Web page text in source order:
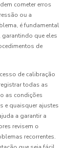
cometer erros
ou a
é fundamental
que eles
de
de calibração
todas as
as condições
e quaisquer ajustes
a garantir a
revisem o
recorrentes.